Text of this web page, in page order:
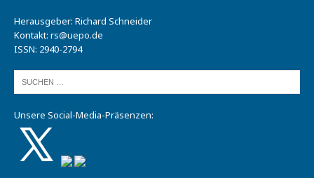
Herausgeber: Richard Schneider
Kontakt: rs@uepo.de
ISSN: 2940-2794
Unsere Social-Media-Präsenzen: